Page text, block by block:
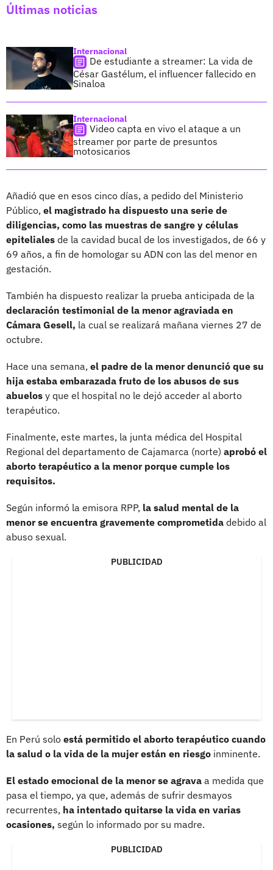
Últimas noticias
Internacional
De estudiante a streamer: La vida de
César Gastélum, el influencer fallecido en
Sinaloa
Internacional
Video capta en vivo el ataque a un
streamer por parte de presuntos
motosicarios
Añadió que en esos cinco días, a pedido del Ministerio
Público, el magistrado ha dispuesto una serie de
diligencias, como las muestras de sangre y células
epiteliales de la cavidad bucal de los investigados, de 66 y
69 años, a fin de homologar su ADN con las del menor en
gestación.
También ha dispuesto realizar la prueba anticipada de la
declaración testimonial de la menor agraviada en
Cámara Gesell, la cual se realizará mañana viernes 27 de
octubre.
Hace una semana, el padre de la menor denunció que su
hija estaba embarazada fruto de los abusos de sus
abuelos y que el hospital no le dejó acceder al aborto
terapéutico.
Finalmente, este martes, la junta médica del Hospital
Regional del departamento de Cajamarca (norte) aprobó el
aborto terapéutico a la menor porque cumple los
requisitos.
Según informó la emisora RPP, la salud mental de la
menor se encuentra gravemente comprometida debido al
abuso sexual.
PUBLICIDAD
En Perú solo está permitido el aborto terapéutico cuando
la salud o la vida de la mujer están en riesgo inminente.
El estado emocional de la menor se agrava a medida que
pasa el tiempo, ya que, además de sufrir desmayos
recurrentes, ha intentado quitarse la vida en varias
ocasiones, según lo informado por su madre.
PUBLICIDAD